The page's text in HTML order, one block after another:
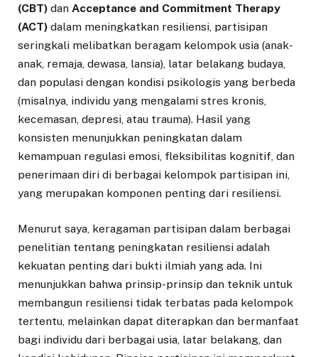
(CBT) dan Acceptance and Commitment Therapy
(ACT) dalam meningkatkan resiliensi, partisipan
seringkali melibatkan beragam kelompok usia (anak-
anak, remaja, dewasa, lansia), latar belakang budaya,
dan populasi dengan kondisi psikologis yang berbeda
(misalnya, individu yang mengalami stres kronis,
kecemasan, depresi, atau trauma). Hasil yang
konsisten menunjukkan peningkatan dalam
kemampuan regulasi emosi, fleksibilitas kognitif, dan
penerimaan diri di berbagai kelompok partisipan ini,
yang merupakan komponen penting dari resiliensi.
Menurut saya, keragaman partisipan dalam berbagai
penelitian tentang peningkatan resiliensi adalah
kekuatan penting dari bukti ilmiah yang ada. Ini
menunjukkan bahwa prinsip-prinsip dan teknik untuk
membangun resiliensi tidak terbatas pada kelompok
tertentu, melainkan dapat diterapkan dan bermanfaat
bagi individu dari berbagai usia, latar belakang, dan